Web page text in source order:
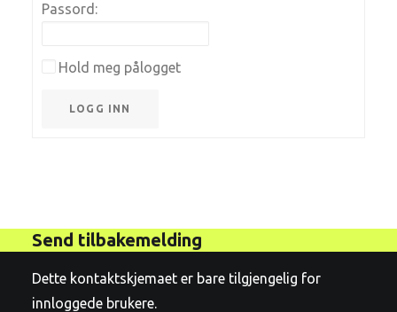
Passord:
Hold meg pålogget
LOGG INN
Send tilbakemelding
Dette kontaktskjemaet er bare tilgjengelig for
innloggede brukere.